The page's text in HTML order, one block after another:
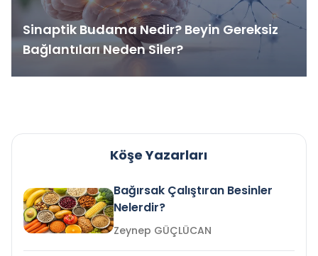
Sinaptik Budama Nedir? Beyin Gereksiz
Bağlantıları Neden Siler?
Köşe Yazarları
Bağırsak Çalıştıran Besinler
Nelerdir?
Zeynep GÜÇLÜCAN